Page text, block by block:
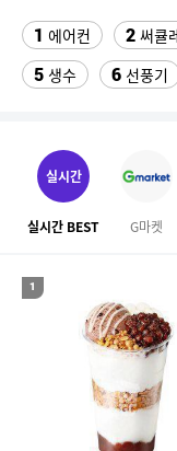
1 에어컨 2 써큘
5 생수 6 선풍기
12 여자라인 댄스복
14 다이소C타입 to
16 포켓몬 카드
실시간
실시간 BEST G마켓
1